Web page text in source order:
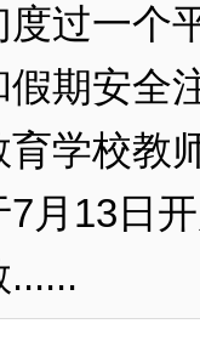
过一个
期安全
学校教
月13日
......